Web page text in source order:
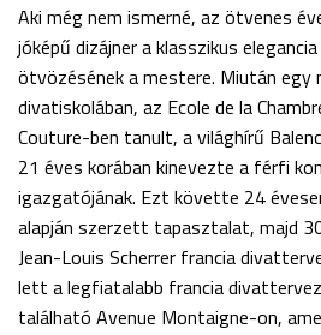
Aki még nem ismerné, az ötvenes
jóképű dizájner a klasszikus
ötvözésének a mestere. Miután egy
divatiskolában, az Ecole de la
Couture-ben tanult, a világhírű
21 éves korában kinevezte a férfi
igazgatójának. Ezt követte 24
alapján szerzett tapasztalat, majd
Jean-Louis Scherrer francia
lett a legfiatalabb francia
található Avenue Montaigne-on,